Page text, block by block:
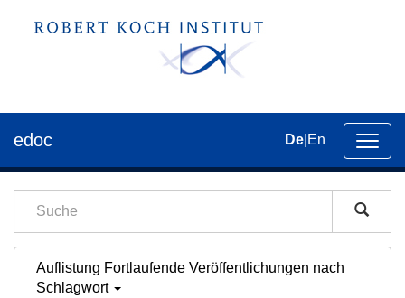
der
edoc De En
Auflistung Fortlaufende Veröffentlichungen nach
Schlagwort